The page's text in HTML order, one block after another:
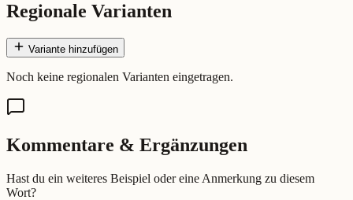
Regionale Varianten
Variante hinzufügen
Noch keine regionalen Varianten eingetragen.
Kommentare & Ergänzungen
Hast du ein weiteres Beispiel oder eine Anmerkung zu diesem
Wort?